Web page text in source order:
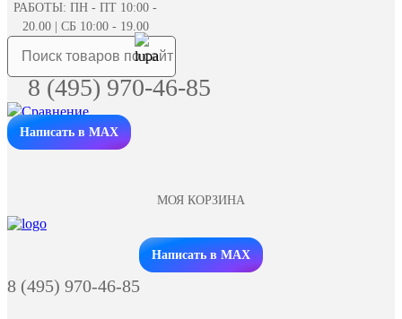
РАБОТЫ: ПН - ПТ 10:00 -
20.00 | СБ 10:00 - 19.00
8 (495) 970-46-85
Написать в MAX
МОЯ КОРЗИНА
Заказать звонок
Написать в MAX
8 (495) 970-46-85